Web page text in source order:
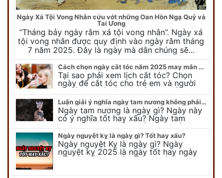
Ngày Xá Tội Vong Nhân cứu vớt những Oan Hồn Ngạ Quỷ và
Tai Ương
“Tháng bảy ngày rằm xá tội vong nhân”. Ngày xá
tội vong nhân được quy định vào ngày rằm tháng
7 năm 2025. Đây là ngày mà dân chúng sẽ…
Cách chọn ngày cắt tóc năm 2025 may mắn cho cả trẻ em và người lớn
Tại sao phải xem lịch cắt tóc? Chọn
ngày để cắt tóc cho trẻ em và người
lớn cần lưu ý điều gì để gặp nhiều may
mắn ? Khi…
Luận giải ý nghĩa ngày tam nương không phải ai cũng biết
Ngày tam nương là ngày gì? Ngày này
có ý nghĩa tốt hay xấu? Ngày tam
nương sát có nguồn gốc như thế nào?
Cần kiêng kỵ điều gì khi…
Ngày nguyệt kỵ là ngày gì? Tốt hay xấu?
Ngày nguyệt Kỵ là ngày gì? Ngày
nguyệt kỵ 2025 là ngày tốt hay ngày
xấu, xem ngay để biết chi tiết ý nghĩa